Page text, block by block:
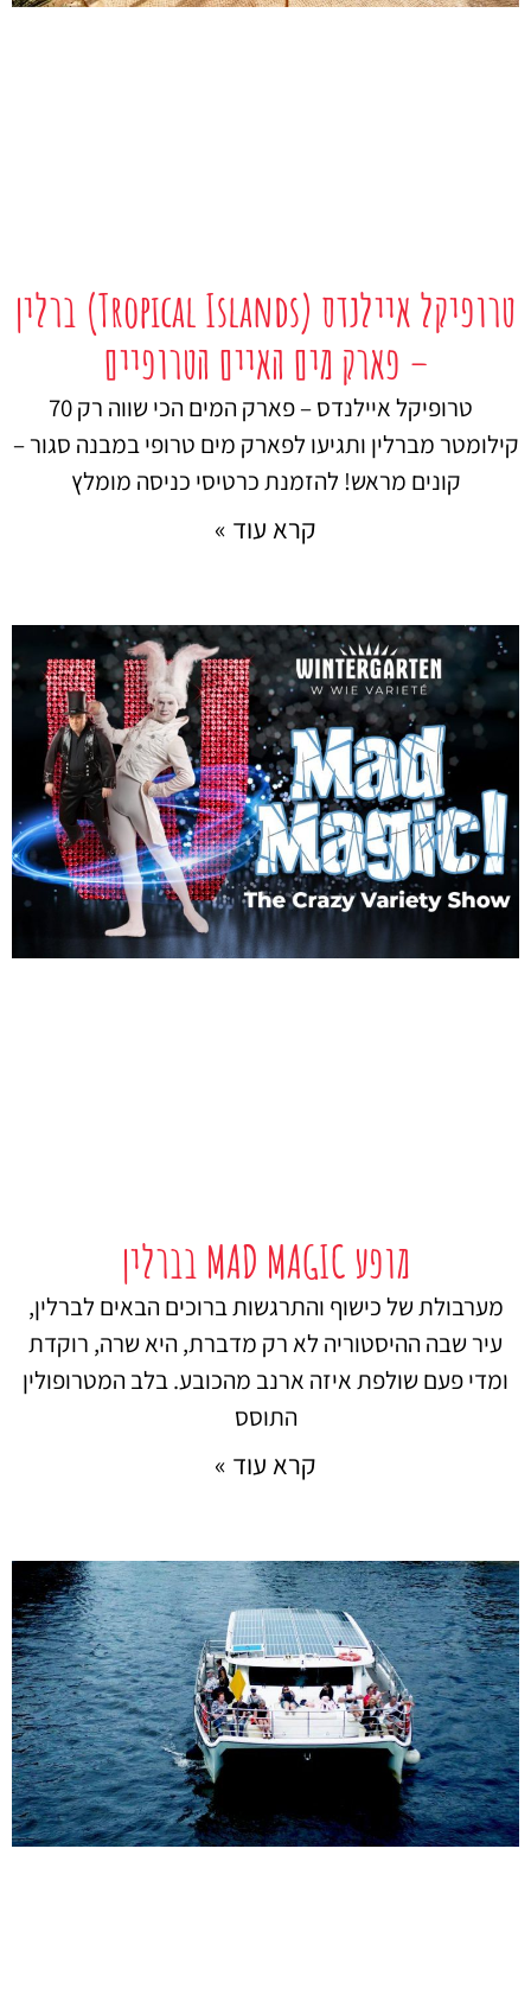
טרופיקל איילנדס (Tropical Islands) ברלין
– פארק מים האיים הטרופיים
טרופיקל איילנדס – פארק המים הכי שווה רק 70
קילומטר מברלין ותגיעו לפארק מים טרופי במבנה סגור –
קונים מראש! להזמנת כרטיסי כניסה מומלץ
קרא עוד »
מופע MAD MAGIC בברלין
מערבולת של כישוף והתרגשות ברוכים הבאים לברלין,
עיר שבה ההיסטוריה לא רק מדברת, היא שרה, רוקדת
ומדי פעם שולפת איזה ארנב מהכובע. בלב המטרופולין
התוסס
קרא עוד »